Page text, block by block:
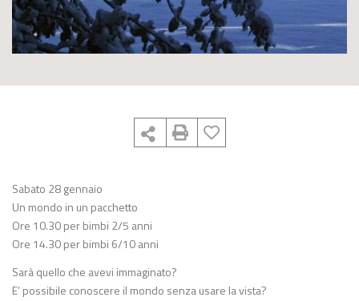
Sabato 28 gennaio
Un mondo in un pacchetto
Ore 10.30 per bimbi 2/5 anni
Ore 14.30 per bimbi 6/10 anni
Sarà quello che avevi immaginato?
E’ possibile conoscere il mondo senza usare la vista?